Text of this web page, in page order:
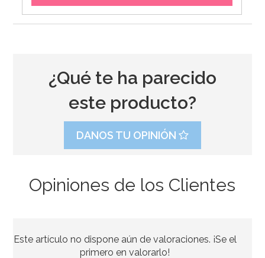
1,49€
¿Qué te ha parecido
este producto?
DANOS TU OPINIÓN
Opiniones de los Clientes
Este artículo no dispone aún de valoraciones. ¡Se el
primero en valorarlo!